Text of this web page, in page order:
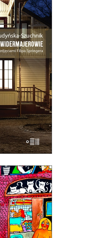
domy
i domy
i domy
zł